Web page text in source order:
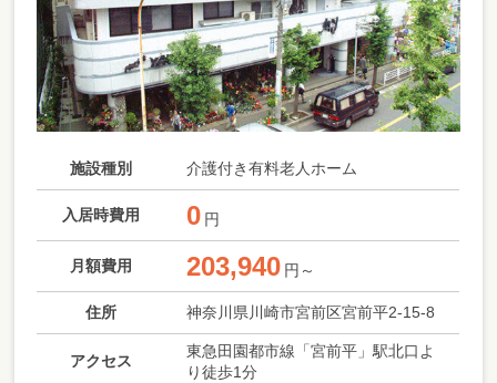
施設種別 介護付き有料老人ホーム
入居時費用 0 円
月額費用 203,940 円～
住所 神奈川県川崎市宮前区宮前平2-15-8
アクセス
東急田園都市線「宮前平」駅北口よ
り徒歩1分